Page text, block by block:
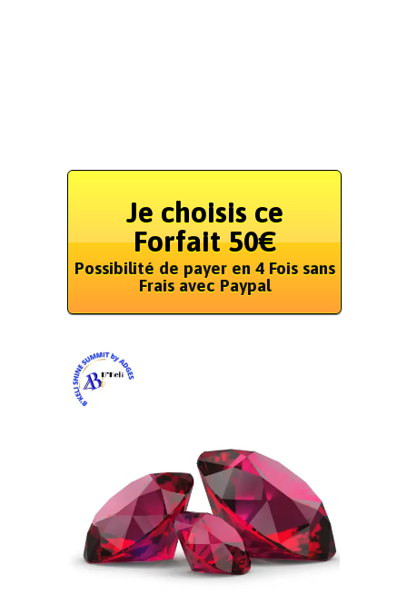
Je choisis ce
Forfait 50€
Possibilité de payer en 4 Fois sans
Frais avec Paypal